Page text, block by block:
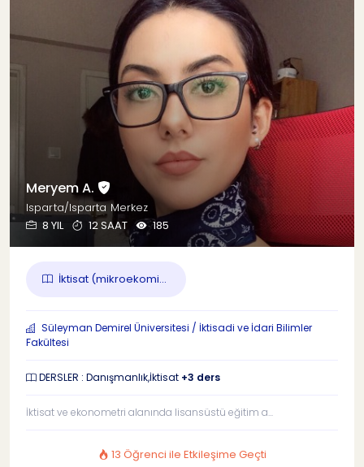
Meryem A.
Isparta/Isparta Merkez
8 YIL
12 SAAT 185
İktisat (mikroekomi...
Süleyman Demirel Üniversitesi / İktisadi ve İdari Bilimler
Fakültesi
DERSLER : Danışmanlık,İktisat +3 ders
İktisat ve ekonometri alanında lisansüstü eğitim a...
13 Öğrenci ile Etkileşime Geçti